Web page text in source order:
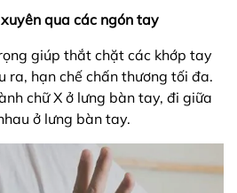
qua các ngón tay
giúp thắt chặt các khớp tay
ra, hạn chế chấn thương tối đa.
chữ X ở lưng bàn tay, đi giữa
ở lưng bàn tay.